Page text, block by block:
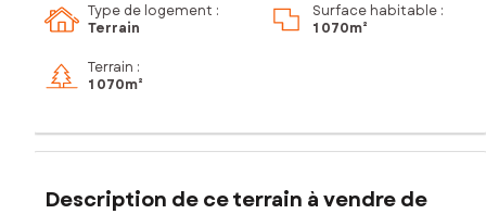
Type de logement :
Terrain
Surface habitable :
1 070m²
Terrain :
1 070m²
Description de ce terrain à vendre de